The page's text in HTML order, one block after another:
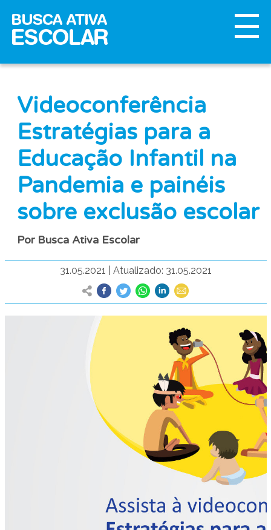
Videoconferência
Estratégias para a
Educação Infantil na
Pandemia e painéis
sobre exclusão escolar
Por Busca Ativa Escolar
31.05.2021 Atualizado: 31.05.2021